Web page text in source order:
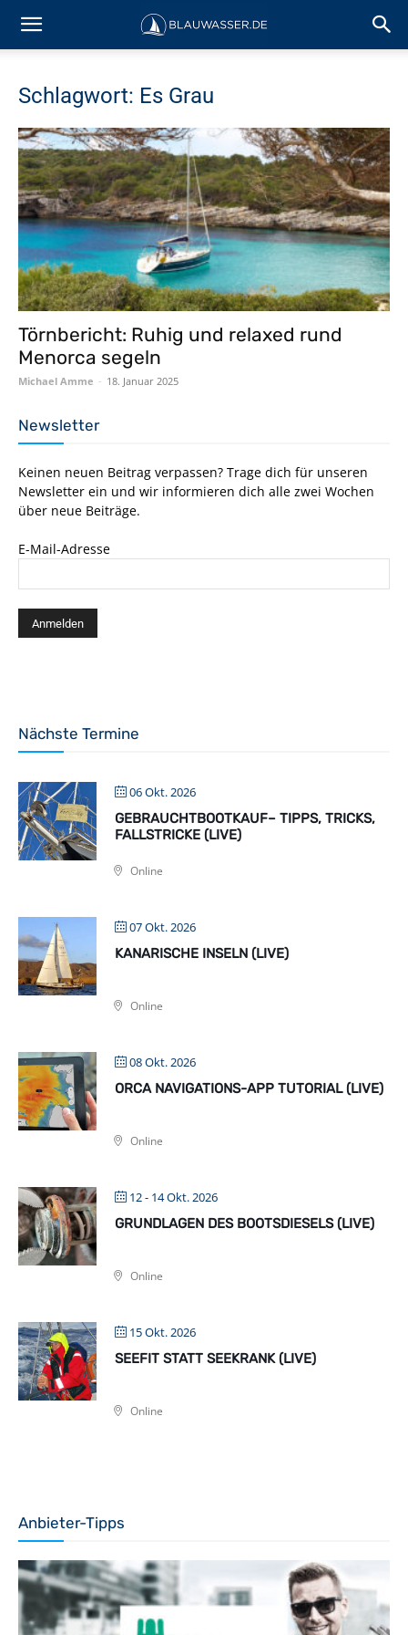
Schlagwort: Es Grau
Törnbericht: Ruhig und relaxed rund
Menorca segeln
Michael Amme - 18. Januar 2025
Newsletter
Keinen neuen Beitrag verpassen? Trage dich für unseren
Newsletter ein und wir informieren dich alle zwei Wochen
über neue Beiträge.
E-Mail-Adresse
Nächste Termine
06 Okt. 2026
GEBRAUCHTBOOTKAUF– TIPPS, TRICKS,
FALLSTRICKE (LIVE)
Online
07 Okt. 2026
KANARISCHE INSELN (LIVE)
Online
08 Okt. 2026
ORCA NAVIGATIONS-APP TUTORIAL (LIVE)
Online
12 - 14 Okt. 2026
GRUNDLAGEN DES BOOTSDIESELS (LIVE)
Online
15 Okt. 2026
SEEFIT STATT SEEKRANK (LIVE)
Online
Anbieter-Tipps